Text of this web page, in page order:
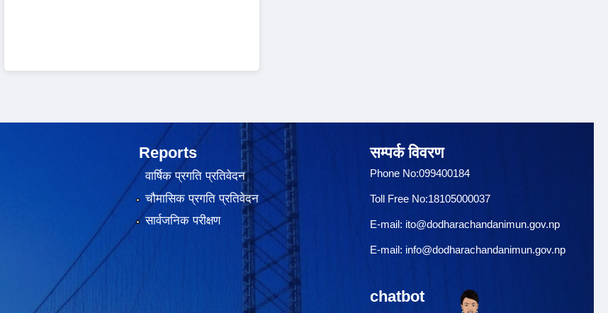
Reports
वार्षिक प्रगति प्रतिवेदन
चौमासिक प्रगति प्रतिवेदन
सार्वजनिक परीक्षण
सम्पर्क विवरण
Phone No:099400184
Toll Free No:18105000037
E-mail: ito@dodharachandanimun.gov.np
E-mail: info@dodharachandanimun.gov.np
chatbot